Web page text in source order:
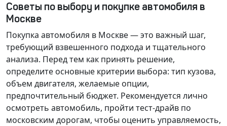
Советы по выбору и покупке автомобиля в
Москве
Покупка автомобиля в Москве — это важный шаг,
требующий взвешенного подхода и тщательного
анализа. Перед тем как принять решение,
определите основные критерии выбора: тип кузова,
объем двигателя, желаемые опции,
предпочтительный бюджет. Рекомендуется лично
осмотреть автомобиль, пройти тест-драйв по
московским дорогам, чтобы оценить управляемость,